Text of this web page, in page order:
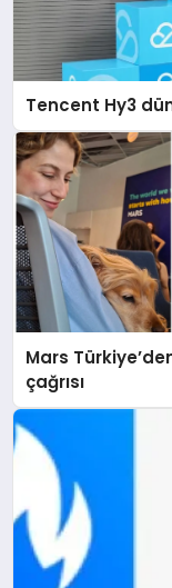
Tencent Hy3
Mars
çağrısı